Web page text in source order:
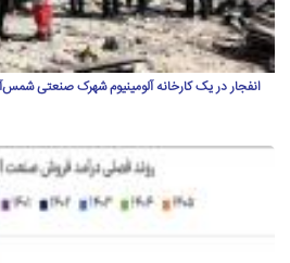
انفجار در یک کارخانه آلومینیوم شهرک صنعتی شمس‌آباد